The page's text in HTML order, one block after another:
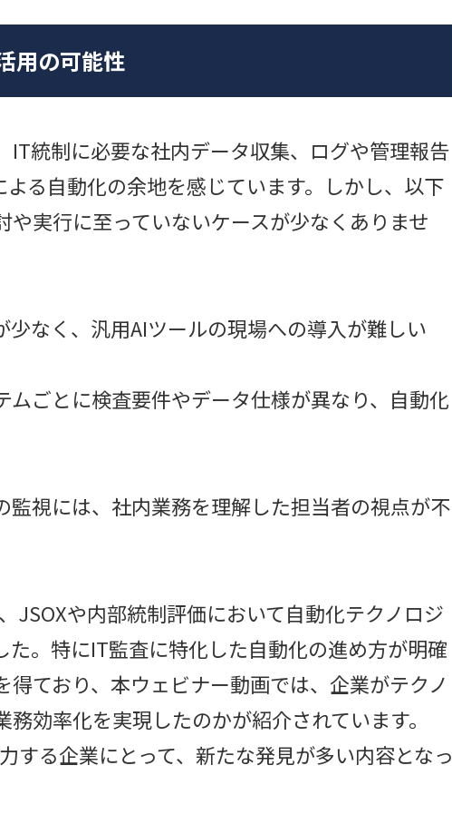
用の可能性
IT統制に必要な社内データ収集、ログや管理報告
る自動化の余地を感じています。しかし、以下
や実行に至っていないケースが少なくありませ
少なく、汎用AIツールの現場への導入が難しい
ムごとに検査要件やデータ仕様が異なり、自動化
監視には、社内業務を理解した担当者の視点が不
JSOXや内部統制評価において自動化テクノロジ
た。特にIT監査に特化した自動化の進め方が明確
ており、本ウェビナー動画では、企業がテクノ
効率化を実現したのかが紹介されています。
する企業にとって、新たな発見が多い内容となっ